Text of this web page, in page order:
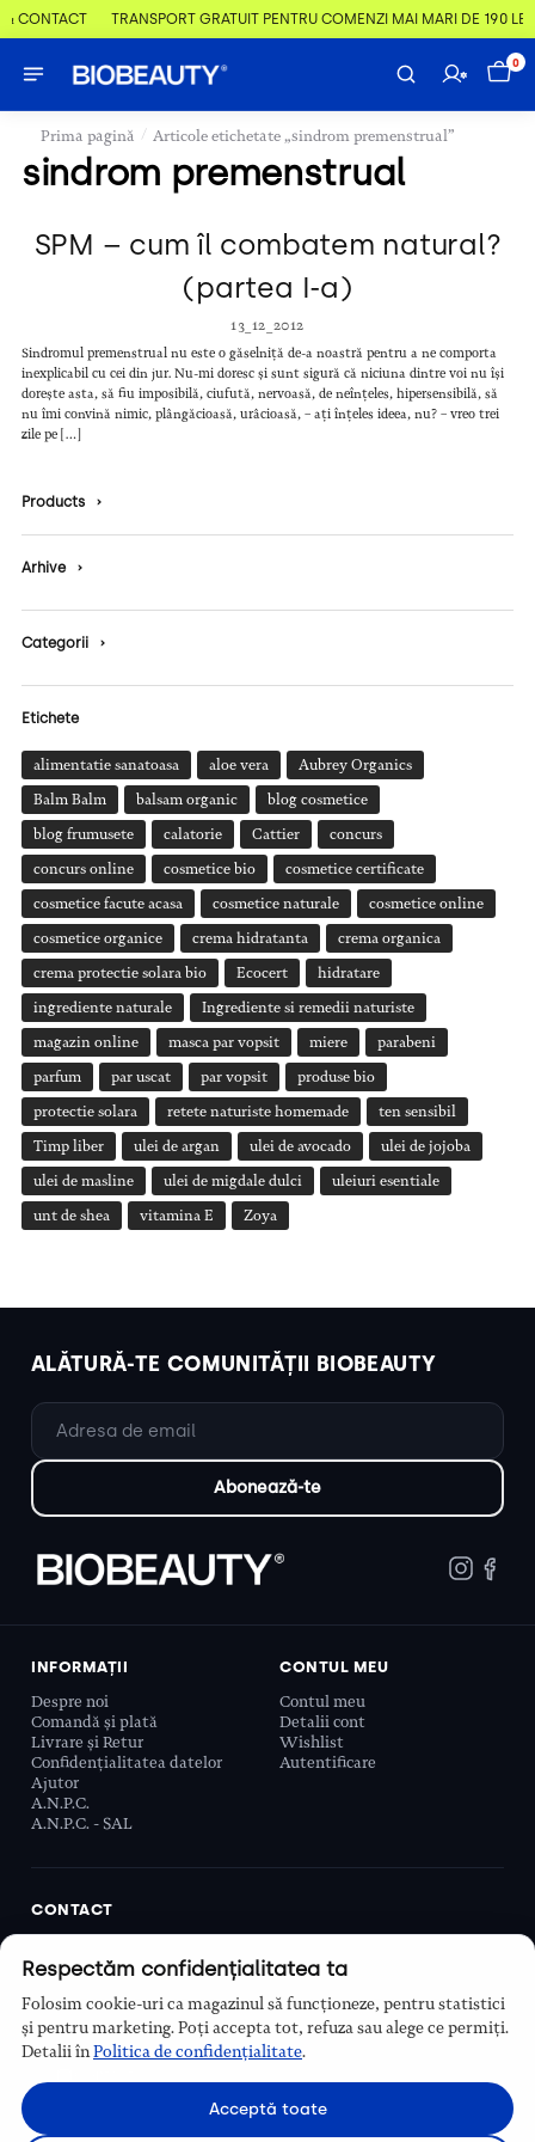
CONTACT TRANSPORT GRATUIT PENTRU COMENZI MAI MARI DE 190 LEI
0
Prima pagină / Articole etichetate „sindrom premenstrual”
sindrom premenstrual
SPM – cum îl combatem natural?
(partea I-a)
13_12_2012
Sindromul premenstrual nu este o găselniță de-a noastră pentru a ne comporta
inexplicabil cu cei din jur. Nu-mi doresc și sunt sigură că niciuna dintre voi nu își
dorește asta, să fiu imposibilă, ciufută, nervoasă, de neînțeles, hipersensibilă, să
nu îmi convină nimic, plângăcioasă, urâcioasă, – ați înțeles ideea, nu? – vreo trei
zile pe […]
Products ›
Arhive ›
Categorii ›
Etichete
alimentatie sanatoasa aloe vera Aubrey Organics
Balm Balm balsam organic blog cosmetice
blog frumusete calatorie Cattier concurs
concurs online cosmetice bio cosmetice certificate
cosmetice facute acasa cosmetice naturale cosmetice online
cosmetice organice crema hidratanta crema organica
crema protectie solara bio Ecocert hidratare
ingrediente naturale Ingrediente si remedii naturiste
magazin online masca par vopsit miere parabeni
parfum par uscat par vopsit produse bio
protectie solara retete naturiste homemade ten sensibil
Timp liber ulei de argan ulei de avocado ulei de jojoba
ulei de masline ulei de migdale dulci uleiuri esentiale
unt de shea vitamina E Zoya
ALĂTURĂ-TE COMUNITĂȚII BIOBEAUTY
INFORMAȚII
Despre noi
Comandă și plată
Livrare și Retur
Confidențialitatea datelor
Ajutor
A.N.P.C.
A.N.P.C. - SAL
CONTUL MEU
Contul meu
Detalii cont
Wishlist
Autentificare
CONTACT
Sector 6, București, România
Program
Luni–Vineri, 9:00 – 16:00
Respectăm confidențialitatea ta
Folosim cookie-uri ca magazinul să funcționeze, pentru statistici
și pentru marketing. Poți accepta tot, refuza sau alege ce permiți.
Detalii înPolitica de confidențialitate.
Acceptă toate